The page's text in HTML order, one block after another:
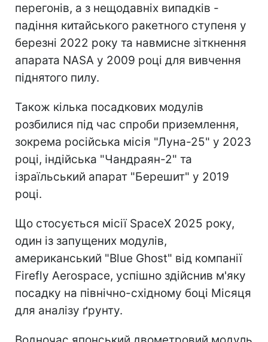
перегонів, а з нещодавніх випадків -
падіння китайського ракетного ступеня у
березні 2022 року та навмисне зіткнення
апарата NASA у 2009 році для вивчення
піднятого пилу.
Також кілька посадкових модулів
розбилися під час спроби приземлення,
зокрема російська місія "Луна-25" у 2023
році, індійська "Чандраян-2" та
ізраїльський апарат "Берешит" у 2019
році.
Що стосується місії SpaceX 2025 року,
один із запущених модулів,
американський "Blue Ghost" від компанії
Firefly Aerospace, успішно здійснив м'яку
посадку на північно-східному боці Місяця
для аналізу ґрунту.